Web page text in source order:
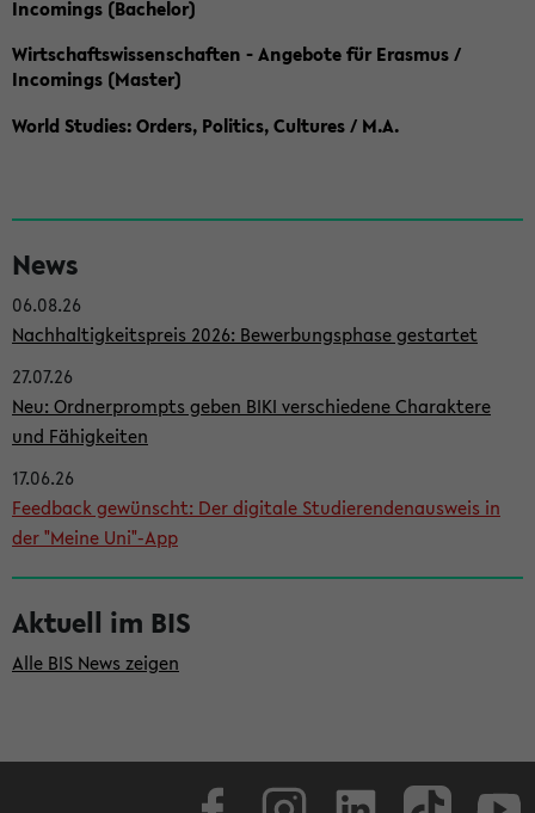
Incomings (Bachelor)
Wirtschaftswissenschaften - Angebote für Erasmus /
Incomings (Master)
World Studies: Orders, Politics, Cultures / M.A.
e
i
t
e
n
l
e
i
s
t
e
News
06.08.26
Nachhaltigkeitspreis 2026: Bewerbungsphase gestartet
27.07.26
Neu: Ordnerprompts geben BIKI verschiedene Charaktere
und Fähigkeiten
17.06.26
Feedback gewünscht: Der digitale Studierendenausweis in
der "Meine Uni"-App
Aktuell im BIS
Alle BIS News zeigen